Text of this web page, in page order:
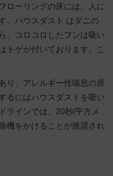
ローリングの床には、人に
。ハウスダスト はダニの
、コロコロしたフンは吸い
トゲが付いております。こ
り、アレルギー性喘息の原
るにはハウスダストを吸い
ラインでは、20秒/平方メ
機をかけることが推奨され